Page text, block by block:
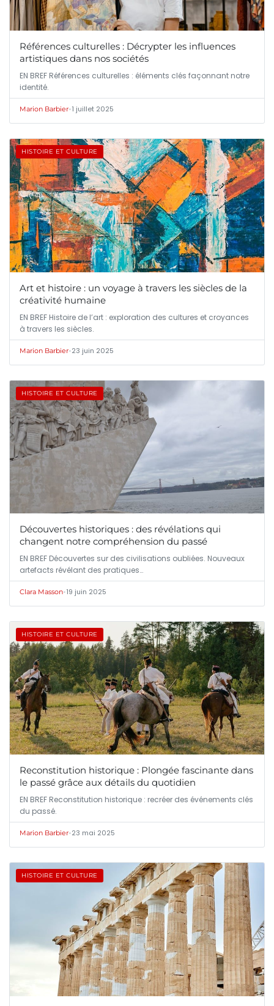
Références culturelles : Décrypter les influences
artistiques dans nos sociétés
EN BREF Références culturelles : éléments clés façonnant notre
identité.
Marion Barbier•1 juillet 2025
HISTOIRE ET CULTURE
Art et histoire : un voyage à travers les siècles de la
créativité humaine
EN BREF Histoire de l’art : exploration des cultures et croyances
à travers les siècles.
Marion Barbier•23 juin 2025
HISTOIRE ET CULTURE
Découvertes historiques : des révélations qui
changent notre compréhension du passé
EN BREF Découvertes sur des civilisations oubliées. Nouveaux
artefacts révélant des pratiques…
Clara Masson•19 juin 2025
HISTOIRE ET CULTURE
Reconstitution historique : Plongée fascinante dans
le passé grâce aux détails du quotidien
EN BREF Reconstitution historique : recréer des événements clés
du passé.
Marion Barbier•23 mai 2025
HISTOIRE ET CULTURE